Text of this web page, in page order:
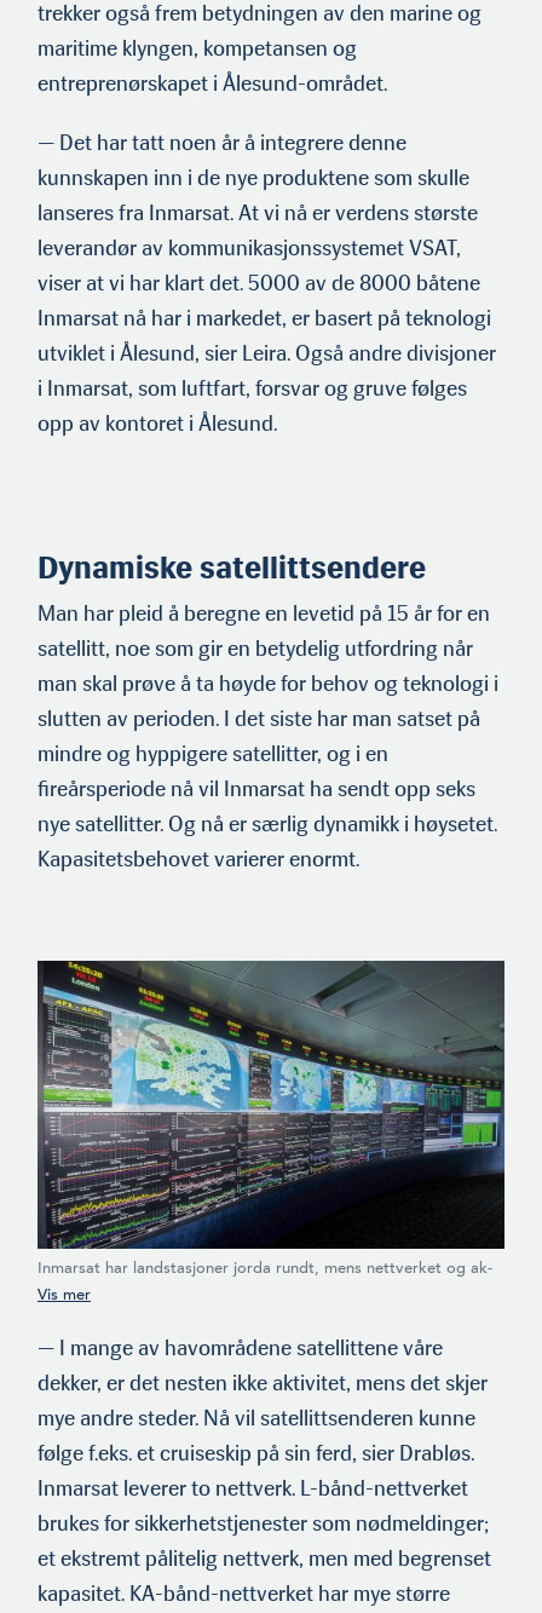
trekker også frem betydningen av den marine og
maritime klyngen, kompetansen og
entreprenørskapet i Ålesund-området.
— Det har tatt noen år å integrere denne
kunnskapen inn i de nye produktene som skulle
lanseres fra Inmarsat. At vi nå er verdens største
leverandør av kommunikasjonssystemet VSAT,
viser at vi har klart det. 5000 av de 8000 båtene
Inmarsat nå har i markedet, er basert på teknologi
utviklet i Ålesund, sier Leira. Også andre divisjoner
i Inmarsat, som luftfart, forsvar og gruve følges
opp av kontoret i Ålesund.
Dynamiske satellittsendere
Man har pleid å beregne en levetid på 15 år for en
satellitt, noe som gir en betydelig utfordring når
man skal prøve å ta høyde for behov og teknologi i
slutten av perioden. I det siste har man satset på
mindre og hyppigere satellitter, og i en
fireårsperiode nå vil Inmarsat ha sendt opp seks
nye satellitter. Og nå er særlig dynamikk i høysetet.
Kapasitetsbehovet varierer enormt.
Inmarsat har landstasjoner jorda rundt, mens nettverket og ak­
tivitetene koordineres fra senteret på hovedkvarteret i London.
— I mange av havområdene satellittene våre
dekker, er det nesten ikke aktivitet, mens det skjer
mye andre steder. Nå vil satellit­tsenderen kunne
følge f.eks. et cruiseskip på sin ferd, sier Drabløs.
Inmarsat leverer to nettverk. L-bånd-nettverket
brukes for sikkerhetstjenester som nødmeldinger;
et ekstremt pålitelig nettverk, men med begrenset
kapasitet. KA-bånd-nettverket har mye større